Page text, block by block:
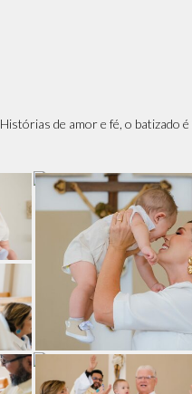
Histórias de amor e fé, o batizado